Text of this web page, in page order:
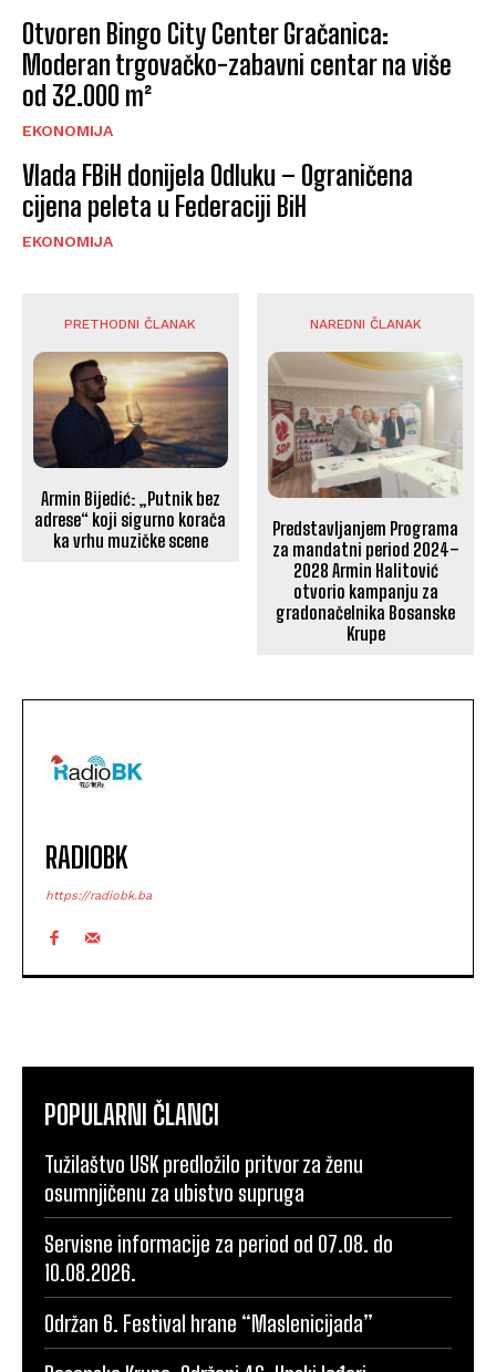
Otvoren Bingo City Center Gračanica:
Moderan trgovačko-zabavni centar na više
od 32.000 m²
EKONOMIJA
Vlada FBiH donijela Odluku – Ograničena
cijena peleta u Federaciji BiH
EKONOMIJA
PRETHODNI ČLANAK
Armin Bijedić: „Putnik bez
adrese“ koji sigurno korača
ka vrhu muzičke scene
NAREDNI ČLANAK
Predstavljanjem Programa
za mandatni period 2024–
2028 Armin Halitović
otvorio kampanju za
gradonačelnika Bosanske
Krupe
RADIOBK
https://radiobk.ba
POPULARNI ČLANCI
Tužilaštvo USK predložilo pritvor za ženu
osumnjičenu za ubistvo supruga
Servisne informacije za period od 07.08. do
10.08.2026.
Održan 6. Festival hrane “Maslenicijada”